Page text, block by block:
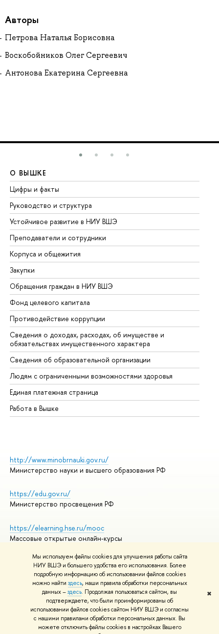
Мы используем файлы cookies для улучшения работы сайта
НИУ ВШЭ и большего удобства его использования. Более
подробную информацию об использовании файлов cookies
можно найти здесь, наши правила обработки персональных
данных –здесь. Продолжая пользоваться сайтом, вы
подтверждаете, что были проинформированы об
использовании файлов cookies сайтом НИУ ВШЭ и согласны
с нашими правилами обработки персональных данных. Вы
можете отключить файлы cookies в настройках Вашего
✖
Авторы
Петрова Наталья Борисовна
Воскобойников Олег Сергеевич
Антонова Екатерина Сергеевна
О ВЫШКЕ
Цифры и факты
Руководство и структура
Устойчивое развитие в НИУ ВШЭ
Преподаватели и сотрудники
Корпуса и общежития
Закупки
Обращения граждан в НИУ ВШЭ
Фонд целевого капитала
Противодействие коррупции
Сведения о доходах, расходах, об имуществе и
обязательствах имущественного характера
Сведения об образовательной организации
Людям с ограниченными возможностями здоровья
Единая платежная страница
Работа в Вышке
http://www.minobrnauki.gov.ru/
Министерство науки и высшего образования РФ
https://edu.gov.ru/
Министерство просвещения РФ
https://elearning.hse.ru/mooc
Массовые открытые онлайн-курсы
© НИУ ВШЭ 1993–2026
Адреса и контакты
Условия использования материалов
Политика конфиденциальности
Правила применения рекомендательных технологий в НИУ ВШЭ
Карта сайта